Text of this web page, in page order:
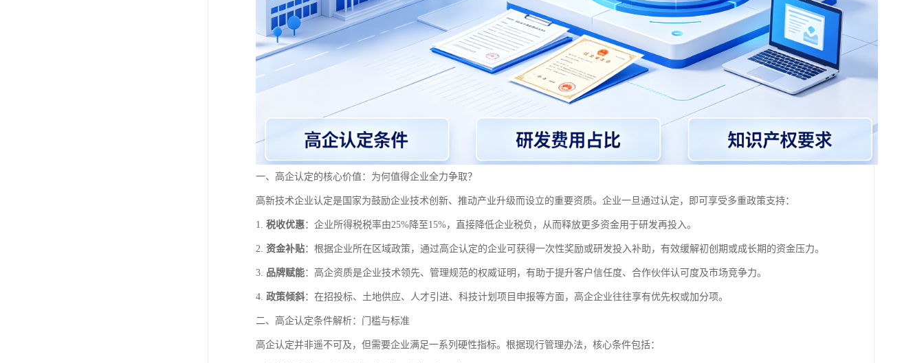
一、高企认定的核心价值：为何值得企业全力争取？
高新技术企业认定是国家为鼓励企业技术创新、推动产业升级而设立的重要资质。企业一旦通过认定，即可享受多重政策支持：
1. 税收优惠：企业所得税税率由25%降至15%，直接降低企业税负，从而释放更多资金用于研发再投入。
2. 资金补贴：根据企业所在区域政策，通过高企认定的企业可获得一次性奖励或研发投入补助，有效缓解初创期或成长期的资金压力。
3. 品牌赋能：高企资质是企业技术领先、管理规范的权威证明，有助于提升客户信任度、合作伙伴认可度及市场竞争力。
4. 政策倾斜：在招投标、土地供应、人才引进、科技计划项目申报等方面，高企企业往往享有优先权或加分项。
二、高企认定条件解析：门槛与标准
高企认定并非遥不可及，但需要企业满足一系列硬性指标。根据现行管理办法，核心条件包括：